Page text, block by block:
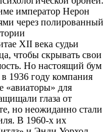
император Нерон
через полированный
XII века судьи
чтобы скрывать свои
Но настоящий бум
1936 году компания
«авиаторы» для
глаза от
но неожиданно стали
В 1960-х их